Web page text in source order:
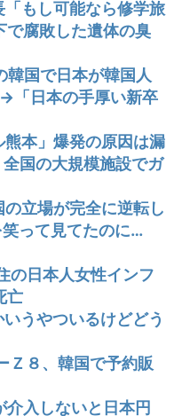
「もし可能なら修学旅
で腐敗した遺体の臭
韓国で日本が韓国人
「日本の手厚い新卒
熊本」爆発の原因は漏
国の大規模施設でガ
立場が完全に逆転し
って見てたのに…
の日本人女性インフ
亡
うやついるけどどう
Ｚ８、韓国で予約販
入しないと日本円